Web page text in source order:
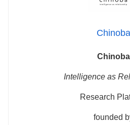
Chinoba
Chinoba
Intelligence as
Research
founded